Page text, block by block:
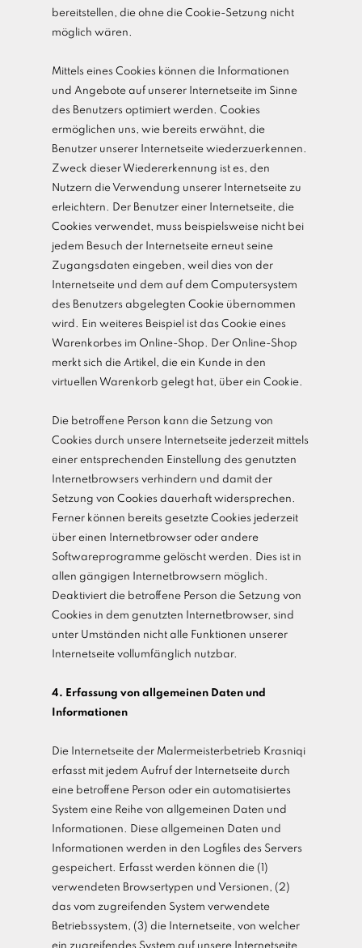
bereitstellen, die ohne die Cookie-Setzung nicht
möglich wären.
Mittels eines Cookies können die Informationen
und Angebote auf unserer Internetseite im Sinne
des Benutzers optimiert werden. Cookies
ermöglichen uns, wie bereits erwähnt, die
Benutzer unserer Internetseite wiederzuerkennen.
Zweck dieser Wiedererkennung ist es, den
Nutzern die Verwendung unserer Internetseite zu
erleichtern. Der Benutzer einer Internetseite, die
Cookies verwendet, muss beispielsweise nicht bei
jedem Besuch der Internetseite erneut seine
Zugangsdaten eingeben, weil dies von der
Internetseite und dem auf dem Computersystem
des Benutzers abgelegten Cookie übernommen
wird. Ein weiteres Beispiel ist das Cookie eines
Warenkorbes im Online-Shop. Der Online-Shop
merkt sich die Artikel, die ein Kunde in den
virtuellen Warenkorb gelegt hat, über ein Cookie.
Die betroffene Person kann die Setzung von
Cookies durch unsere Internetseite jederzeit mittels
einer entsprechenden Einstellung des genutzten
Internetbrowsers verhindern und damit der
Setzung von Cookies dauerhaft widersprechen.
Ferner können bereits gesetzte Cookies jederzeit
über einen Internetbrowser oder andere
Softwareprogramme gelöscht werden. Dies ist in
allen gängigen Internetbrowsern möglich.
Deaktiviert die betroffene Person die Setzung von
Cookies in dem genutzten Internetbrowser, sind
unter Umständen nicht alle Funktionen unserer
Internetseite vollumfänglich nutzbar.
4. Erfassung von allgemeinen Daten und
Informationen
Die Internetseite der Malermeisterbetrieb Krasniqi
erfasst mit jedem Aufruf der Internetseite durch
eine betroffene Person oder ein automatisiertes
System eine Reihe von allgemeinen Daten und
Informationen. Diese allgemeinen Daten und
Informationen werden in den Logfiles des Servers
gespeichert. Erfasst werden können die (1)
verwendeten Browsertypen und Versionen, (2)
das vom zugreifenden System verwendete
Betriebssystem, (3) die Internetseite, von welcher